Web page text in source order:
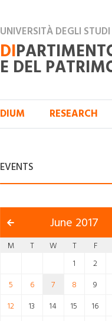
UNIVERSITÀ DEGLI
DI
E DEL
DIUM RESEARCH
EVENTS
June 2017
M T W T F
1
2
5
6 7 8 9
12
13 14 15 16